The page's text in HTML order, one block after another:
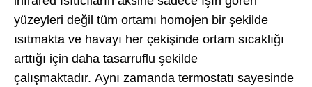
yüzeyleri değil tüm ortamı homojen bir şekilde
ısıtmakta ve havayı her çekişinde ortam sıcaklığı
arttığı için daha tasarruflu şekilde
çalışmaktadır. Aynı zamanda termostatı sayesinde